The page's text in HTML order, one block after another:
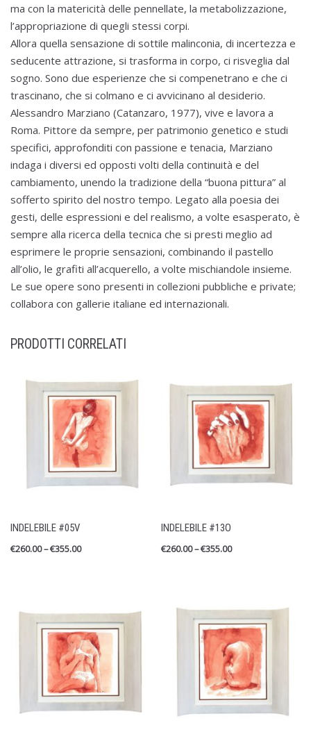
ma con la matericità delle pennellate, la metabolizzazione,
l’appropriazione di quegli stessi corpi.
Allora quella sensazione di sottile malinconia, di incertezza e
seducente attrazione, si trasforma in corpo, ci risveglia dal
sogno. Sono due esperienze che si compenetrano e che ci
trascinano, che si colmano e ci avvicinano al desiderio.
Alessandro Marziano (Catanzaro, 1977), vive e lavora a
Roma. Pittore da sempre, per patrimonio genetico e studi
specifici, approfonditi con passione e tenacia, Marziano
indaga i diversi ed opposti volti della continuità e del
cambiamento, unendo la tradizione della “buona pittura” al
sofferto spirito del nostro tempo. Legato alla poesia dei
gesti, delle espressioni e del realismo, a volte esasperato, è
sempre alla ricerca della tecnica che si presti meglio ad
esprimere le proprie sensazioni, combinando il pastello
all’olio, le grafiti all’acquerello, a volte mischiandole insieme.
Le sue opere sono presenti in collezioni pubbliche e private;
collabora con gallerie italiane ed internazionali.
PRODOTTI CORRELATI
INDELEBILE #05V
€260.00–€355.00
INDELEBILE #13O
€260.00–€355.00